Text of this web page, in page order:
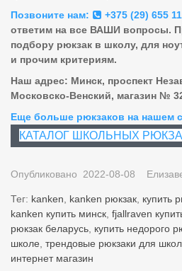
Позвоните нам:
+375 (29) 655
ответим на все ВАШИ вопросы.
подбору рюкзак в школу, для
и прочим критериям.
Наш адрес: Минск, проспект
Московско-Венский, магазин №
Еще больше рюкзаков на нашем
КАТАЛОГ ШКОЛЬНЫХ
Опубликовано 2022-08-08
Тег: kanken kanken рюкзак купить
kanken купить минск fjallraven
рюкзак беларусь купить недорого
школе трендовые рюкзаки для
интернет магазин